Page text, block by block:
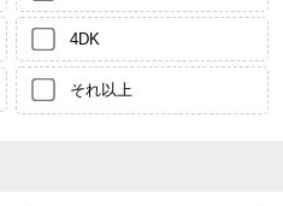
4DK
それ以上